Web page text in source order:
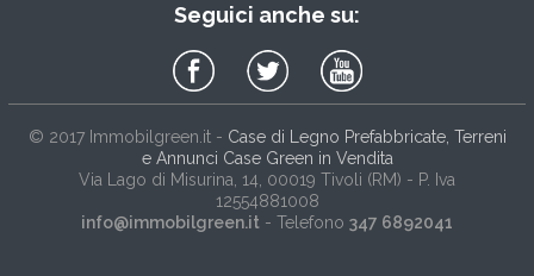
Seguici anche su:
© 2017 Immobilgreen.it- Case di Legno Prefabbricate, Terreni
e Annunci Case Green in Vendita
Via Lago di Misurina, 14 , 00019 Tivoli (RM) - P. Iva
12554881008
info@immobilgreen.it - Telefono 347 6892041